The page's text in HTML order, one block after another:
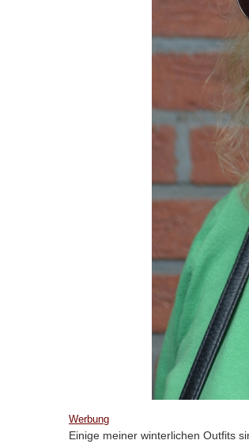
Werbung
Einige meiner winterlichen Outfits